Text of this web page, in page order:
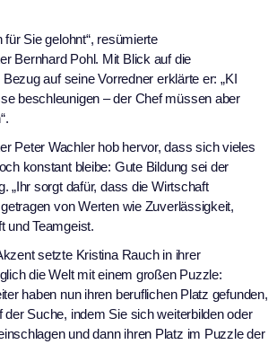
für Sie gelohnt“, resümierte
Bernhard Pohl. Mit Blick auf die
auf seine Vorredner erklärte er: „KI
beschleunigen – der Chef müssen aber
Peter Wachler hob hervor, dass sich vieles
konstant bleibe: Gute Bildung sei der
„Ihr sorgt dafür, dass die Wirtschaft
von Werten wie Zuverlässigkeit,
und Teamgeist.
setzte Kristina Rauch in ihrer
die Welt mit einem großen Puzzle:
haben nun ihren beruflichen Platz gefunden,
der Suche, indem Sie sich weiterbilden oder
und dann ihren Platz im Puzzle der